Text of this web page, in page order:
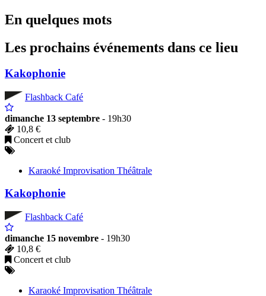
En quelques mots
Les prochains événements dans ce lieu
Kakophonie
Flashback Café
dimanche 13 septembre - 19h30
10,8 €
Concert et club
Karaoké Improvisation Théâtrale
Kakophonie
Flashback Café
dimanche 15 novembre - 19h30
10,8 €
Concert et club
Karaoké Improvisation Théâtrale